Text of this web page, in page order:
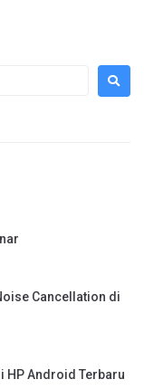
Cancellation di
HP Android Terbaru